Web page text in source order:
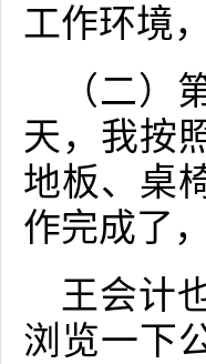
工作环境
（二）
天，我按
地板、桌
作完成了
王会计
浏览一下